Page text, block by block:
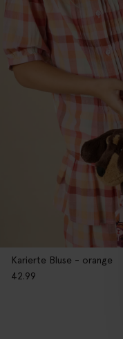
Karierte Bluse - orange
42.99